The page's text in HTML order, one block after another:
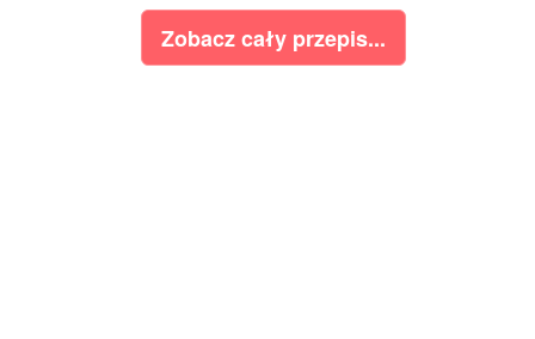
Zobacz cały przepis...